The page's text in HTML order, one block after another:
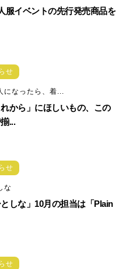
服イベントの先行発売商品を
せ
になったら、着...
れから」にほしいもの、この
...
せ
な
としな」10月の担当は「Plain
せ